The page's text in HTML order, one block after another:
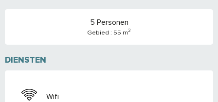
5 Personen
Gebied : 55 m2
DIENSTEN
Wifi